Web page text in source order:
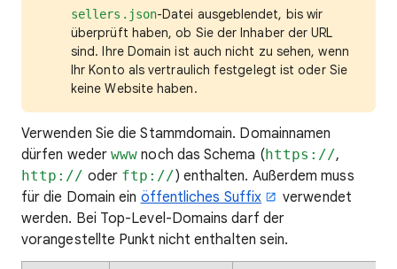
sellers.json-Datei ausgeblendet, bis wir
überprüft haben, ob Sie der Inhaber der URL
sind. Ihre Domain ist auch nicht zu sehen, wenn
Ihr Konto als vertraulich festgelegt ist oder Sie
keine Website haben.
Verwenden Sie die Stammdomain. Domainnamen
dürfen wederwww noch das Schema (https://,
http:// oder ftp://) enthalten. Außerdem muss
für die Domain ein öffentliches Suffix
verwendet
werden. Bei Top-Level-Domains darf der
vorangestellte Punkt nicht enthalten sein.